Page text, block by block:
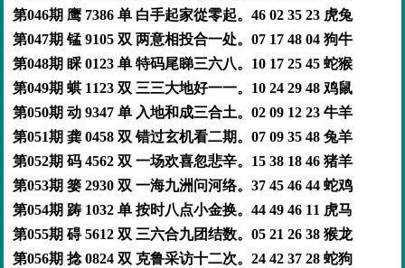
第046期 鹰 7386 单 白手起家從零起。46 02 35 23 虎兔
第047期 锰 9105 双 两意相投合一处。07 17 48 04 狗牛
第048期 睬 0123 单 特码尾睇三六八。10 17 25 45 蛇猴
第049期 蜞 1123 双 三三大地好一一。10 24 29 48 鸡鼠
第050期 动 9347 单 入地和成三合土。02 09 12 23 牛羊
第051期 龚 0458 双 错过玄机看二期。07 09 35 48 兔羊
第052期 码 4562 双 一场欢喜忽悲辛。15 38 18 46 猪羊
第053期 篓 2930 双 一海九洲问河络。37 45 46 44 蛇鸡
第054期 踌 1032 单 按时八点小金换。44 49 46 11 虎马
第055期 碍 5612 双 三六合九团结数。05 21 26 38 猴龙
第056期 捻 0824 双 克鲁采访十二次。24 42 37 28 蛇狗